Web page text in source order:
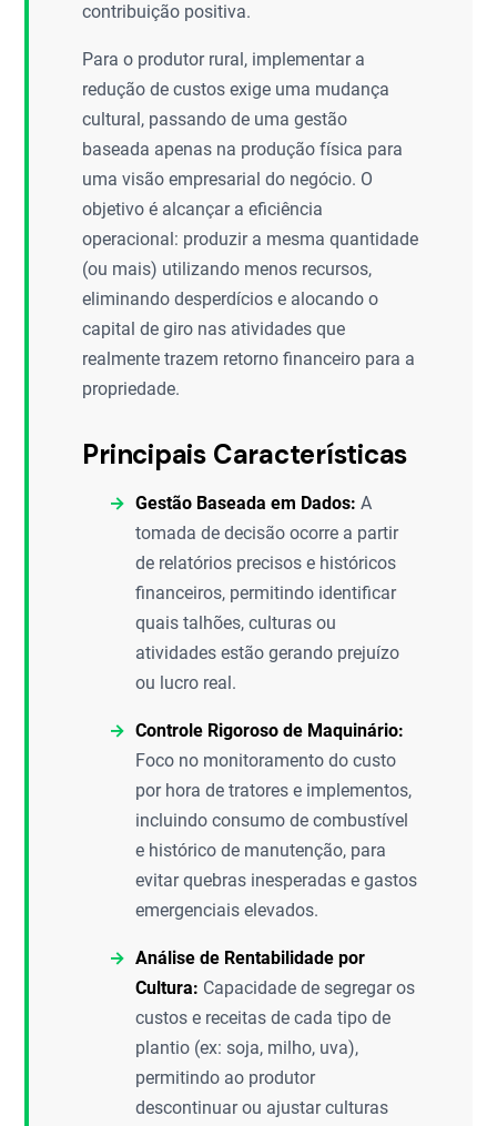
contribuição positiva.
Para o produtor rural, implementar a
redução de custos exige uma mudança
cultural, passando de uma gestão
baseada apenas na produção física para
uma visão empresarial do negócio. O
objetivo é alcançar a eficiência
operacional: produzir a mesma quantidade
(ou mais) utilizando menos recursos,
eliminando desperdícios e alocando o
capital de giro nas atividades que
realmente trazem retorno financeiro para a
propriedade.
Principais Características
Gestão Baseada em Dados: A
tomada de decisão ocorre a partir
de relatórios precisos e históricos
financeiros, permitindo identificar
quais talhões, culturas ou
atividades estão gerando prejuízo
ou lucro real.
Controle Rigoroso de Maquinário:
Foco no monitoramento do custo
por hora de tratores e implementos,
incluindo consumo de combustível
e histórico de manutenção, para
evitar quebras inesperadas e gastos
emergenciais elevados.
Análise de Rentabilidade por
Cultura: Capacidade de segregar os
custos e receitas de cada tipo de
plantio (ex: soja, milho, uva),
permitindo ao produtor
descontinuar ou ajustar culturas